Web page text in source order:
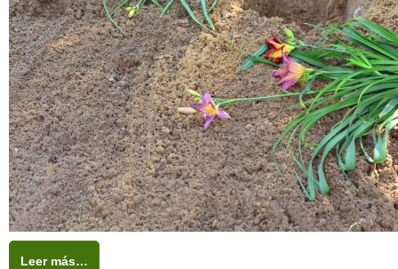
Leer más…